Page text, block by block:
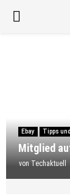
PRIMARY
Ebay Tipps
Mitglied
von Techaktuell